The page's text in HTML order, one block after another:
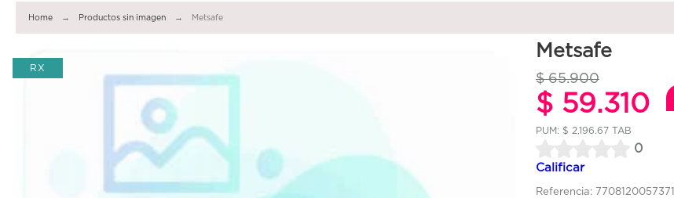
Home Productos sin imagen Metsafe
RX
Metsafe
$ 65.900
$ 59.310
PUM: $ 2,196.67 TAB
0
Calificar
Referencia: 7708120057371